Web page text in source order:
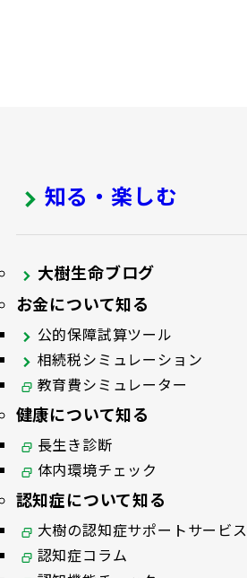
知る・楽しむ
大樹生命ブログ
お金について知る
公的保障試算ツール
相続税シミュレーション
教育費シミュレーター
健康について知る
長生き診断
体内環境チェック
認知症について知る
大樹の認知症サポートサービス
認知症コラム